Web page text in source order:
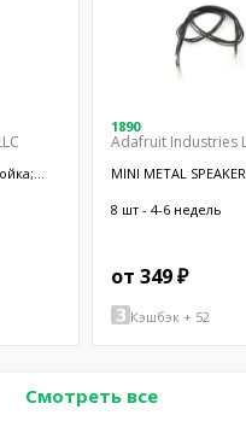
1890
Adafruit Industries
MINI METAL
8 шт - 4-6 недель
от 349 ₽
Кэшбэк + 52
Смотреть все